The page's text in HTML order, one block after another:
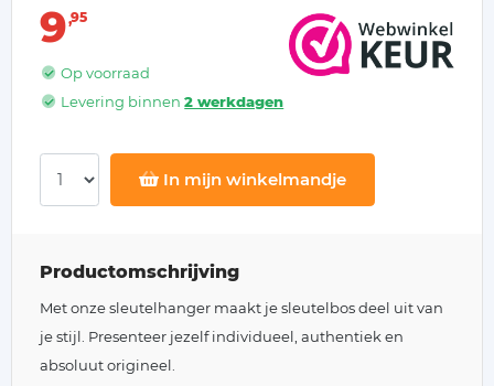
9 95
Op voorraad
Levering binnen2 werkdagen
In mijn winkelmandje
Productomschrijving
Met onze sleutelhanger maakt je sleutelbos deel uit van
je stijl. Presenteer jezelf individueel, authentiek en
absoluut origineel.